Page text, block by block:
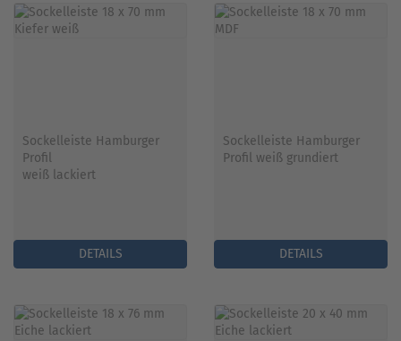
Sockelleiste Hamburger
Profil
weiß lackiert
DETAILS
Sockelleiste Hamburger
Profil weiß grundiert
DETAILS